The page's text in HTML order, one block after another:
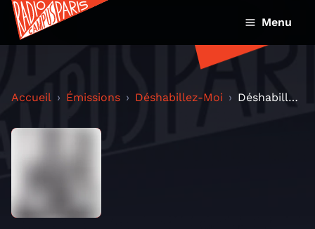
Menu
Accueil Émissions Déshabillez-Moi Déshabillez-moi - Attention et illusions